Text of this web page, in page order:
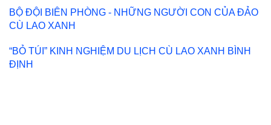
BỘ ĐỘI BIÊN PHÒNG - NHỮNG NGƯỜI CON CỦA ĐẢO
CÙ LAO XANH
“BỎ TÚI” KINH NGHIỆM DU LỊCH CÙ LAO XANH BÌNH
ĐỊNH